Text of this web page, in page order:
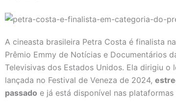
A cineasta brasileira Petra Costa é finalista
Prêmio Emmy de Notícias e Documentários
Televisivas dos Estados Unidos. Ela dirigiu o
lançada no Festival de Veneza de 2024,
passado e já está disponível nas plataformas